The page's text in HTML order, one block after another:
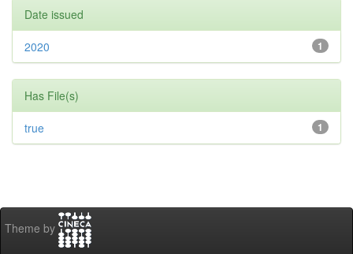
Date issued
1
2020
Has File(s)
1
true
Theme by